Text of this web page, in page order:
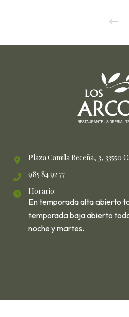
Plaza Camila Beceña, 3, 33550
985 84 92 77
Horario:
En temporada alta abierto
temporada baja abierto
noche y martes.